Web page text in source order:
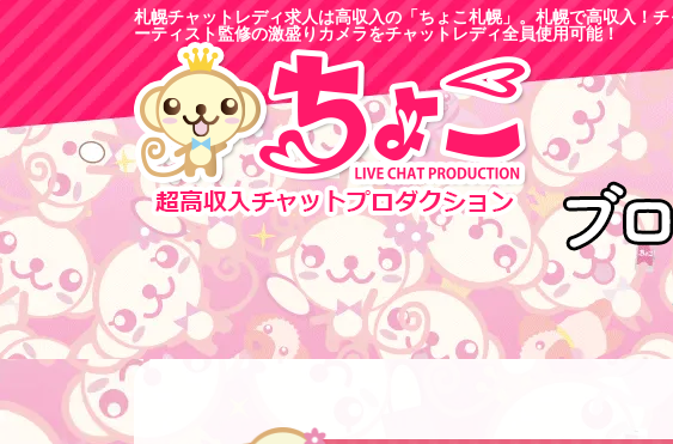
札幌チャットレディ求人は高収入の「ちょこ札幌」。札幌で高収入！
ーティスト監修の激盛りカメラをチャットレディ全員使用可能！